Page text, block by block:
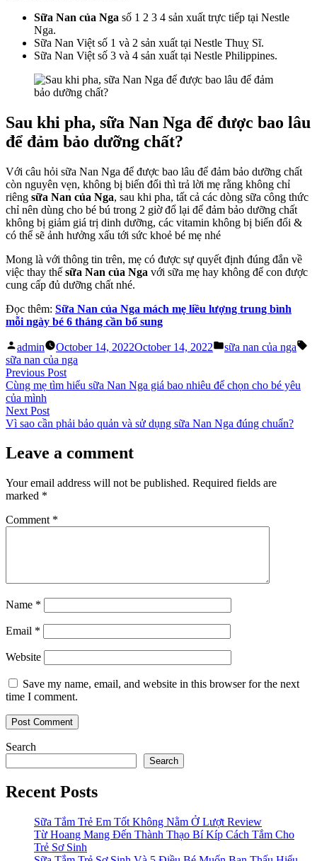
Sữa Nan của Nga số 1 2 3 4 sản xuất trực tiếp tại Nestle
Nga.
Sữa Nan Việt số 1 và 2 sản xuất tại Nestle Thuỵ Sĩ.
Sữa Nan Việt số 3 và 4 sản xuất tại Nestle Philippines.
Sau khi pha, sữa Nan Nga để được bao lâu
để đảm bảo dưỡng chất?
Với câu hỏi sữa Nan Nga để được bao lâu để đảm bảo dưỡng chất
còn nguyên vẹn, không bị biến đổi thì trả lời mẹ rằng không chỉ
riêng sữa Nan của Nga, sau khi pha, tất cả các dòng sữa công thức
chỉ nên dùng cho bé bú trong 2 giờ đổ lại để đảm bảo dưỡng chất
không bị giảm giá trị dinh dưỡng, các vitamin không bị biến đổi &
có thể sẽ ảnh hưởng xấu tới sức khoẻ bé mẹ nhé
Mong là với thông tin trên, mẹ có được sự quyết định đúng đắn về
việc thay thế sữa Nan của Nga với sữa mẹ hay không để con được
cung cấp đủ dưỡng chất nhé.
Đọc thêm: Sữa Nan của Nga mách mẹ liều lượng trung bình
mỗi ngày bé 6 tháng cần bổ sung
Posted
by
admin October 14, 2022October 14, 2022
Posted
sữa nan của nga
sữa nan của nga
Post
navigation
Previous PostPrevious
post:
Cùng mẹ tìm hiểu sữa Nan Nga giá bao nhiêu để chọn cho bé yêu
của mình
Next PostNext
post:
Vì sao cần phải bảo quản và sử dụng sữa Nan Nga đúng chuẩn?
Leave a comment
Your email address will not be published. Required fields are
marked *
Comment *
Name *
Email *
Website
Save my name, email, and website in this browser for the next
time I comment.
Search
Search
Recent Posts
Sữa Tắm Trẻ Em Tốt Không Nằm Ở Lượt Review
Từ Hoang Mang Đến Thành Thạo Bí Kíp Cách Tắm Cho
Trẻ Sơ Sinh